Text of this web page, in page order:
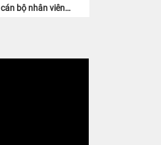
cán bộ nhân viên